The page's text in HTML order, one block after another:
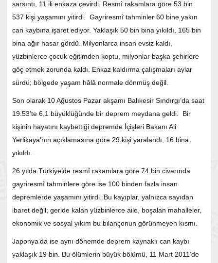
sarsıntı, 11 ili enkaza çevirdi. Resmî rakamlara göre 53 bin
537 kişi yaşamını yitirdi. Gayriresmî tahminler 60 bine yakın
can kaybına işaret ediyor. Yaklaşık 50 bin bina yıkıldı, 165 bin
bina ağır hasar gördü. Milyonlarca insan evsiz kaldı,
yüzbinlerce çocuk eğitimden koptu, milyonlar başka şehirlere
göç etmek zorunda kaldı. Enkaz kaldırma çalışmaları aylar
sürdü; bölgede yaşam hâlâ normale dönmüş değil.
Son olarak 10 Ağustos Pazar akşamı Balıkesir Sındırgı’da saat
19.53’te 6,1 büyüklüğünde bir deprem meydana geldi. Bir
kişinin hayatını kaybettiği depremde İçişleri Bakanı Ali
Yerlikaya’nın açıklamasına göre 29 kişi yaralandı, 16 bina
yıkıldı.
26 yılda Türkiye’de resmî rakamlara göre 74 bin civarında
gayriresmî tahminlere göre ise 100 binden fazla insan
depremlerde yaşamını yitirdi. Bu kayıplar, yalnızca sayıdan
ibaret değil; geride kalan yüzbinlerce aile, boşalan mahalleler,
ekonomik ve sosyal yıkım bu bilançonun görünmeyen kısmı.
Japonya’da ise aynı dönemde deprem kaynaklı can kaybı
yaklaşık 19 bin. Bu ölümlerin büyük bölümü, 11 Mart 2011’de